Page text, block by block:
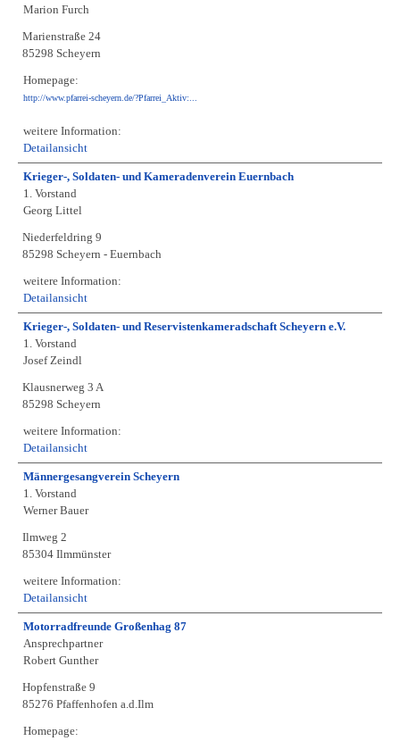
Marion Furch
Marienstraße 24
85298 Scheyern
Homepage:
http://www.pfarrei-scheyern.de/?Pfarrei_Aktiv:...
weitere Information:
Detailansicht
Krieger-, Soldaten- und Kameradenverein Euernbach
1. Vorstand
Georg Littel
Niederfeldring 9
85298 Scheyern - Euernbach
weitere Information:
Detailansicht
Krieger-, Soldaten- und Reservistenkameradschaft Scheyern e.V.
1. Vorstand
Josef Zeindl
Klausnerweg 3 A
85298 Scheyern
weitere Information:
Detailansicht
Männergesangverein Scheyern
1. Vorstand
Werner Bauer
Ilmweg 2
85304 Ilmmünster
weitere Information:
Detailansicht
Motorradfreunde Großenhag 87
Ansprechpartner
Robert Gunther
Hopfenstraße 9
85276 Pfaffenhofen a.d.Ilm
Homepage: